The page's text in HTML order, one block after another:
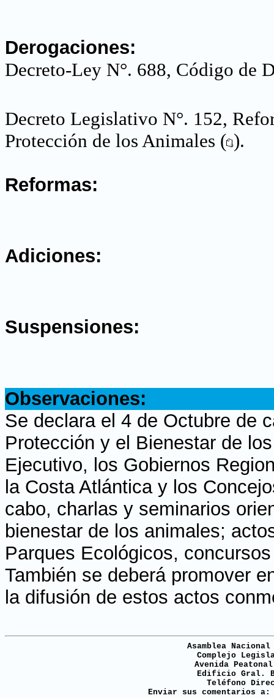
Derogaciones:
Decreto-Ley N°. 688, Código de
Decreto Legislativo N°. 152,
Protección de los Animales ( ).
Reformas:
Adiciones:
Suspensiones:
Observaciones:
Se declara el 4 de Octubre de
Protección y el Bienestar de
Ejecutivo, los Gobiernos
la Costa Atlántica y los
cabo, charlas y seminarios
bienestar de los animales;
Parques Ecológicos,
También se deberá promover
la difusión de estos actos
Asamblea
Complejo
Avenida
Edificio Gral.
Teléfono
Enviar sus comentarios